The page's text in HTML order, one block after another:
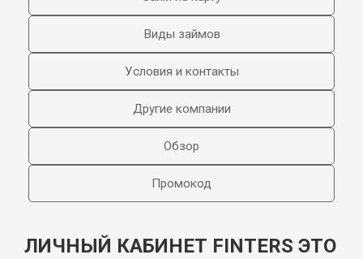
Виды займов
Условия и контакты
Другие компании
Обзор
Промокод
ЛИЧНЫЙ КАБИНЕТ FINTERS ЭТО